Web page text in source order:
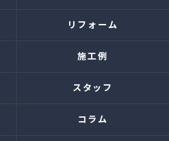
リフォーム
施工例
スタッフ
コラム